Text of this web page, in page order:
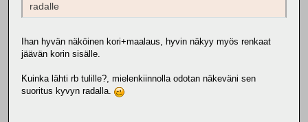
radalle
Ihan hyvän näköinen kori+maalaus, hyvin näkyy myös renkaat
jäävän korin sisälle.
Kuinka lähti rb tulille?, mielenkiinnolla odotan näkeväni sen
suoritus kyvyn radalla.